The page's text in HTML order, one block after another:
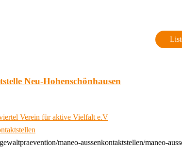
Neu-Hohenschönhausen
Verein für aktive Vielfalt e.V
maneo-aussenkontaktstellen/maneo-